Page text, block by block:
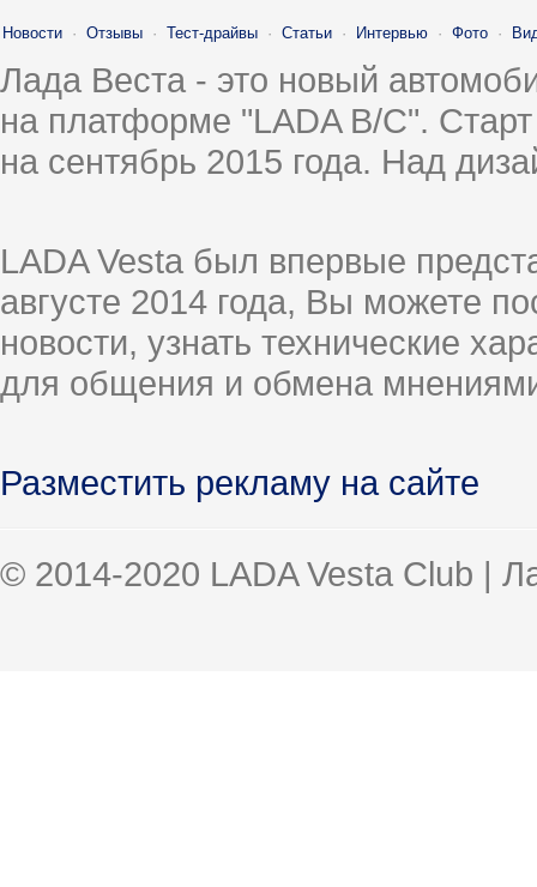
Новости · Отзывы · Тест-драйвы · Статьи · Интервью · Фото ·
Лада Веста - это новый
на платформе "LADA B/C".
на сентябрь 2015 года. Над
LADA Vesta был впервые
августе 2014 года, Вы можете
новости, узнать технические
для общения и обмена
Разместить рекламу на сайте
© 2014-2020 LADA Vesta Club |